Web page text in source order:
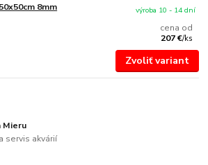
8mm
cena od
207 €/ks
výroba 10 - 14 dní
Zvoliť variant
Mieru
servis akvárií